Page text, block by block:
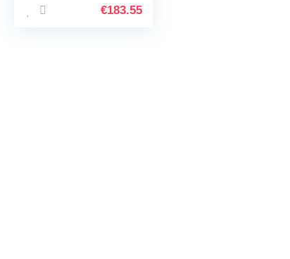
wafels, 1025 W, 1 l,
€183.55